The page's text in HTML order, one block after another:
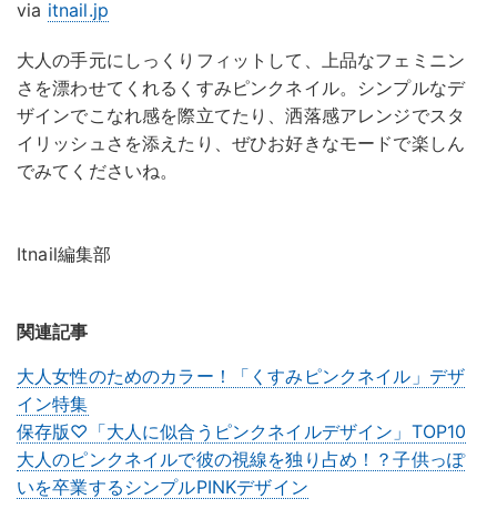
via itnail.jp
大人の手元にしっくりフィットして、上品なフェミニン
さを漂わせてくれるくすみピンクネイル。シンプルなデ
ザインでこなれ感を際立てたり、洒落感アレンジでスタ
イリッシュさを添えたり、ぜひお好きなモードで楽しん
でみてくださいね。
Itnail編集部
関連記事
大人女性のためのカラー！「くすみピンクネイル」デザ
イン特集
保存版♡「大人に似合うピンクネイルデザイン」TOP10
大人のピンクネイルで彼の視線を独り占め！？子供っぽ
いを卒業するシンプルPINKデザイン